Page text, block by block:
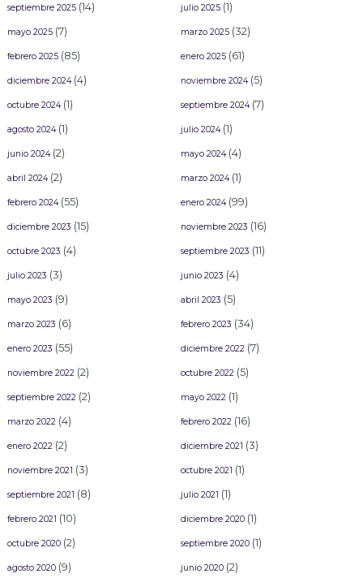
septiembre 2025(14) julio 2025(1)
mayo 2025(7) marzo 2025(32)
febrero 2025(85) enero 2025(61)
diciembre 2024(4) noviembre 2024(5)
octubre 2024(1) septiembre 2024(7)
agosto 2024(1) julio 2024(1)
junio 2024(2) mayo 2024(4)
abril 2024(2) marzo 2024(1)
febrero 2024(55) enero 2024(99)
diciembre 2023 (15) noviembre 2023 (16)
octubre 2023 (4) septiembre 2023 (11)
julio 2023 (3) junio 2023 (4)
mayo 2023 (9) abril 2023 (5)
marzo 2023 (6) febrero 2023 (34)
enero 2023 (55) diciembre 2022(7)
noviembre 2022(2) octubre 2022(5)
septiembre 2022(2) mayo 2022(1)
marzo 2022(4) febrero 2022(16)
enero 2022(2) diciembre 2021 (3)
noviembre 2021 (3) octubre 2021 (1)
septiembre 2021 (8) julio 2021 (1)
febrero 2021 (10) diciembre 2020(1)
octubre 2020(2) septiembre 2020(1)
agosto 2020(9) junio 2020(2)